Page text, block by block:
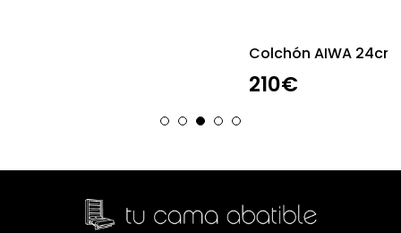
Colchón AIWA 24cm